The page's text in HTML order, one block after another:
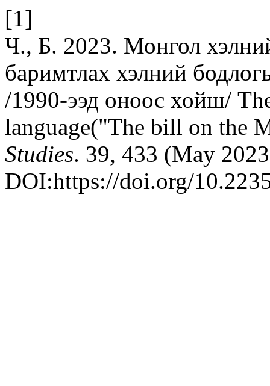
[1]
Ч., Б. 2023. Монгол
баримтлах хэлний
/1990-ээд оноос хойш/
language("The bill on the
Studies. 39, 433 (May
DOI:https://doi.org/